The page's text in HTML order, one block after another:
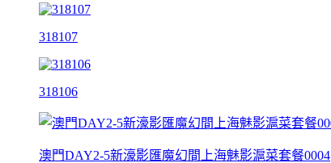
318107
318106
澳門DAY2-5新濠影匯魔幻間上海魅影滬菜套餐0004